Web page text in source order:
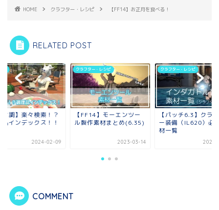
HOME クラフター・レシピ 【FF14】お正月を食べる！
RELATED POST
オ調】楽々検索！？
品インデックス！！
2024-02-09
クラフター・レシピ
【FF14】モーエンツー
ル製作素材まとめ(6.35)
2023-03-14
クラフター・レシピ
【パッチ6.3】クラ
ー装備（IL620）必
材一覧
2023-
COMMENT